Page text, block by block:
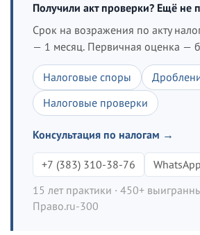
Получили акт проверки? Ещё не
Срок на возражения по акту
— 1 месяц. Первичная оценка —
Налоговые споры
Налоговые проверки
Консультация по налогам →
+7 (383) 310-38-76 WhatsApp
15 лет практики · 450+
Право.ru-300